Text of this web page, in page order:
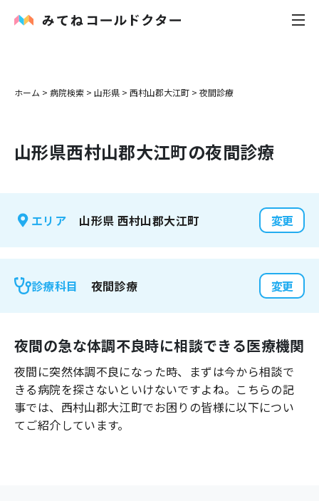
内科
花粉症
感染症
よくあるご質問
ホーム > 病院検索 > 山形県 > 西村山郡大江町 > 夜間診療
山形県西村山郡大江町の夜間診療
エリア 山形県 西村山郡大江町 変更
診療科目 夜間診療 変更
夜間の急な体調不良時に相談できる医療機関
夜間に突然体調不良になった時、まずは今から相談で
きる病院を探さないといけないですよね。こちらの記
事では、 西村山郡大江町でお困りの皆様に以下につい
てご紹介しています。